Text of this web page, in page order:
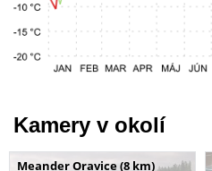
Kamery v okolí
Meander Oravice (8 km)